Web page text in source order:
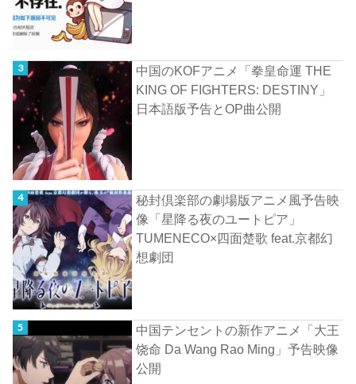
中国のKOFアニメ「拳皇命運 THE
KING OF FIGHTERS: DESTINY」
日本語版予告とOP曲公開
秘封倶楽部の劇場版アニメ風予告映
像「星降る夜のユートピア」
TUMENECO×四面楚歌 feat.京都幻
想劇団
中国テンセントの新作アニメ「大王
饶命 Da Wang Rao Ming」予告映像
公開